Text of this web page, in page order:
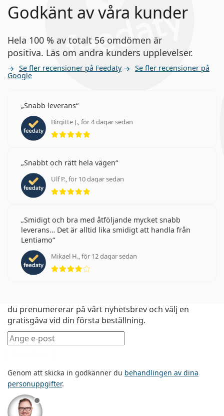
Godkänt av våra kunder
Hela 100 % av totalt 56 omdömen är
positiva. Läs om andra kunders upplevelser.
Se fler recensioner på Feedaty Se fler recensioner på
Google
Snabb leverans
Birgitte J., för 4 dagar sedan
Betyg 5 av 5
Snabbt och rätt hela vägen
Ulf P., för 10 dagar sedan
Betyg 5 av 5
Smidigt och bra med åtföljande mycket snabb
leverans… Det är alltid lika smidigt att handla från
Lentiamo
Mikael H., för 12 dagar sedan
Betyg 4 av 5
du prenumererar på vårt nyhetsbrev och välj en
gratisgåva vid din första beställning.
Mejladress
Genom att skicka in godkänner du behandlingen av dina
personuppgifter.